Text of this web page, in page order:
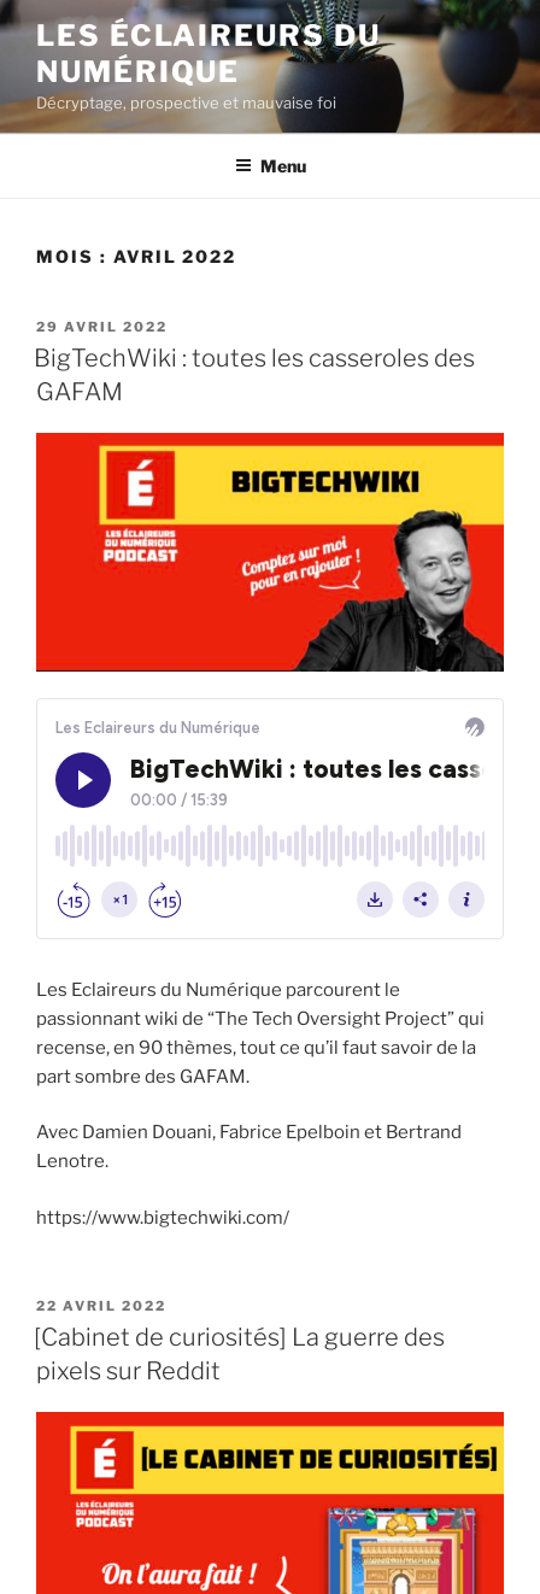
Aller
contenu
principal
LES ÉCLAIREURS DU
NUMÉRIQUE
Décryptage, prospective et mauvaise foi
Menu
MOIS : AVRIL 2022
PUBLIÉ
LE
29 AVRIL 2022
BigTechWiki : toutes les casseroles des
GAFAM
Les Eclaireurs du Numérique parcourent le
passionnant wiki de “The Tech Oversight Project” qui
recense, en 90 thèmes, tout ce qu’il faut savoir de la
part sombre des GAFAM.
Avec Damien Douani, Fabrice Epelboin et Bertrand
Lenotre.
https://www.bigtechwiki.com/
PUBLIÉ
LE
22 AVRIL 2022
[Cabinet de curiosités] La guerre des
pixels sur Reddit